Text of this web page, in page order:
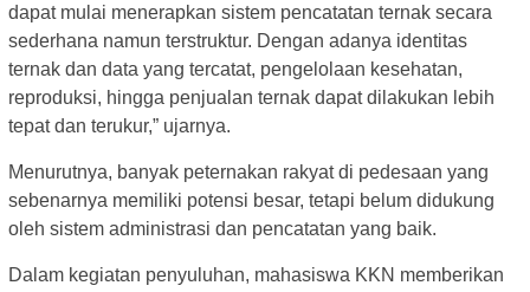
dapat mulai menerapkan sistem pencatatan ternak secara
sederhana namun terstruktur. Dengan adanya identitas
ternak dan data yang tercatat, pengelolaan kesehatan,
reproduksi, hingga penjualan ternak dapat dilakukan lebih
tepat dan terukur,” ujarnya.
Menurutnya, banyak peternakan rakyat di pedesaan yang
sebenarnya memiliki potensi besar, tetapi belum didukung
oleh sistem administrasi dan pencatatan yang baik.
Dalam kegiatan penyuluhan, mahasiswa KKN memberikan